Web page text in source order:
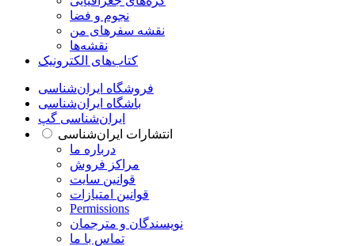
نجوم و فضا
نقشه سفرهای من
نقشه‌ها
کتاب‌های الکترونیک
فروشگاه ایران‌شناسی
باشگاه ایران‌شناسی
ایران‌شناسی گپ
انتشارات ایران‌شناسی
درباره ما
مراکز فروش
قوانین سایت
قوانین امتیازات
Permissions
نویسندگان و مترجمان
تماس با ما